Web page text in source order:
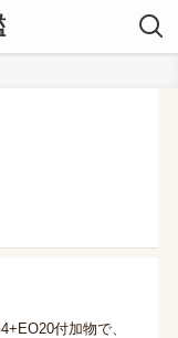
付加物で、